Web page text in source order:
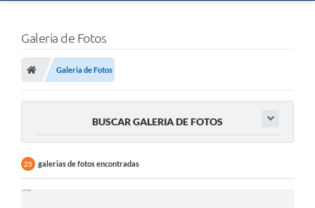
Protocolo
Licitações
Previdência Complementar
Galeria de Fotos
Galeria de Fotos
BUSCAR GALERIA DE FOTOS
25 galerias de fotos encontradas